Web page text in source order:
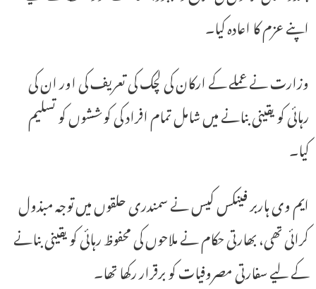
اپنے عزم کا اعادہ کیا۔
وزارت نے عملے کے ارکان کی لچک کی تعریف کی اور ان کی
رہائی کو یقینی بنانے میں شامل تمام افراد کی کوششوں کو تسلیم
کیا۔
ایم وی ہاربر فینکس کیس نے سمندری حلقوں میں توجہ مبذول
کرائی تھی، بھارتی حکام نے ملاحوں کی محفوظ رہائی کو یقینی بنانے
کے لیے سفارتی مصروفیات کو برقرار رکھا تھا۔